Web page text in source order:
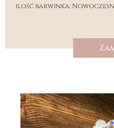
ilość barwinka.